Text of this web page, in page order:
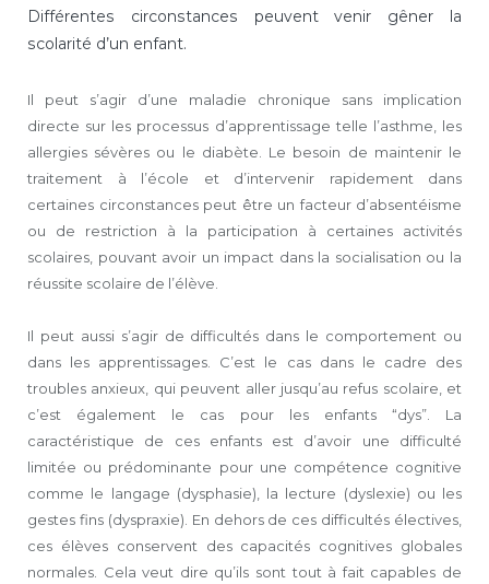
Différentes circonstances peuvent venir gêner la
scolarité d’un enfant.
Il peut s’agir d’une maladie chronique sans implication
directe sur les processus d’apprentissage telle l’asthme, les
allergies sévères ou le diabète. Le besoin de maintenir le
traitement à l’école et d’intervenir rapidement dans
certaines circonstances peut être un facteur d’absentéisme
ou de restriction à la participation à certaines activités
scolaires, pouvant avoir un impact dans la socialisation ou la
réussite scolaire de l’élève.
Il peut aussi s’agir de difficultés dans le comportement ou
dans les apprentissages. C’est le cas dans le cadre des
troubles anxieux, qui peuvent aller jusqu’au refus scolaire, et
c’est également le cas pour les enfants “dys”. La
caractéristique de ces enfants est d’avoir une difficulté
limitée ou prédominante pour une compétence cognitive
comme le langage (dysphasie), la lecture (dyslexie) ou les
gestes fins (dyspraxie). En dehors de ces difficultés électives,
ces élèves conservent des capacités cognitives globales
normales. Cela veut dire qu’ils sont tout à fait capables de